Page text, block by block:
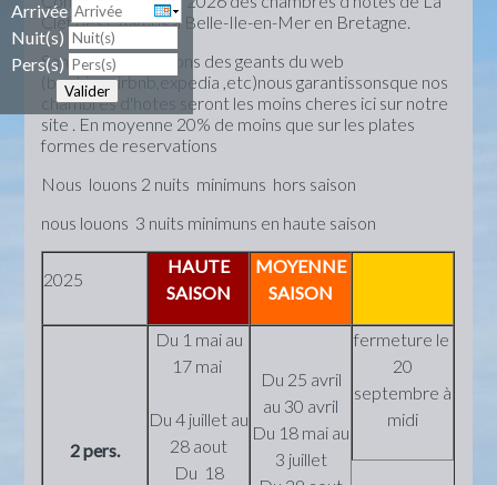
Arrivée
Nuit(s)
Pers(s)
Valider
Clef des Champs à Belle-Ile-en-Mer en Bretagne.
Sans les commissions des geants du web
(booking,airbnb,expedia ,etc)nous garantissonsque nos
chambres d'hotes seront les moins cheres ici sur notre
site . En moyenne 20% de moins que sur les plates
formes de reservations
Nous louons 2 nuits minimuns hors saison
nous louons 3 nuits minimuns en haute saison
2025
HAUTE
SAISON
MOYENNE
SAISON
2 pers.
Du 1 mai au
17 mai
Du 4 juillet au
28 aout
Du 18
Du 25 avril
au 30 avril
Du 18 mai au
3 juillet
fermeture le
20
septembre à
midi